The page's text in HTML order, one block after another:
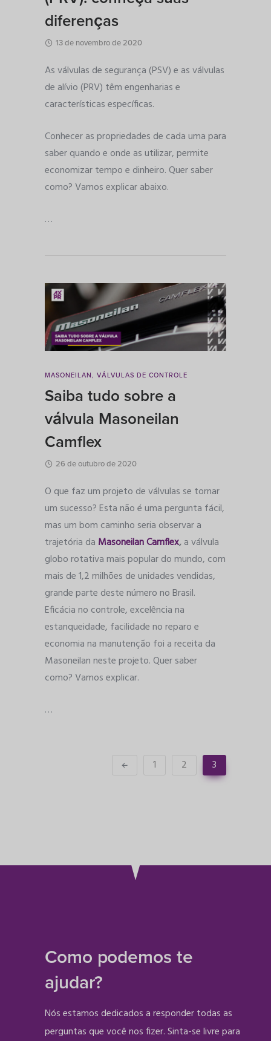
diferenças
13 de novembro de 2020
As válvulas de segurança (PSV) e as válvulas
de alívio (PRV) têm engenharias e
características específicas.
Conhecer as propriedades de cada uma para
saber quando e onde as utilizar, permite
economizar tempo e dinheiro. Quer saber
como? Vamos explicar abaixo.
…
MASONEILAN , VÁLVULAS DE CONTROLE
Saiba tudo sobre a
válvula Masoneilan
Camflex
26 de outubro de 2020
O que faz um projeto de válvulas se tornar
um sucesso? Esta não é uma pergunta fácil,
mas um bom caminho seria observar a
trajetória da Masoneilan Camflex,a válvula
globo rotativa mais popular do mundo, com
mais de 1,2 milhões de unidades vendidas,
grande parte deste número no Brasil.
Eficácia no controle, excelência na
estanqueidade, facilidade no reparo e
economia na manutenção foi a receita da
Masoneilan neste projeto. Quer saber
como? Vamos explicar.
…
1 2 3
Como podemos te
ajudar?
Nós estamos dedicados a responder todas as
perguntas que você nos fizer. Sinta-se livre para